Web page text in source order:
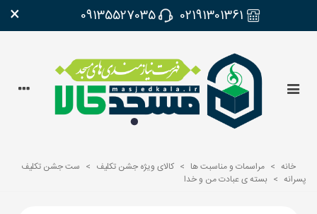
02191301361
09135527035
×
خانه > مراسمات و مناسبت ها > کالای ویژه جشن تکلیف > ست جشن تکلیف
پسرانه > بسته ی عبادت من و خدا